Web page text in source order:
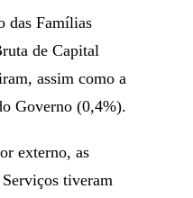
das Famílias
de Capital
assim como a
Governo (0,4%).
externo, as
tiveram